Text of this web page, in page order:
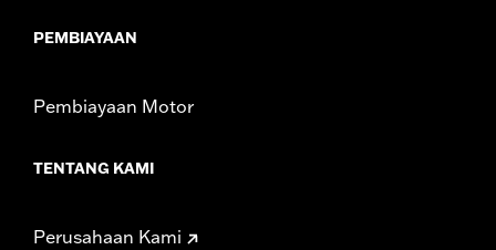
PEMBIAYAAN
Pembiayaan Motor
TENTANG KAMI
Perusahaan Kami